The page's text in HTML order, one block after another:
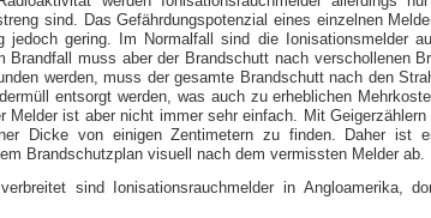
sind. Das Gefährdungspotenzial eines einzelnen
jedoch gering. Im Normalfall sind die Ionisationsmelder
Brandfall muss aber der Brandschutt nach verschollenen
werden, muss der gesamte Brandschutt nach den
entsorgt werden, was auch zu erheblichen
Melder ist aber nicht immer sehr einfach. Mit
Dicke von einigen Zentimetern zu finden. Daher ist
Brandschutzplan visuell nach dem vermissten Melder ab.
sind Ionisationsrauchmelder in Angloamerika,